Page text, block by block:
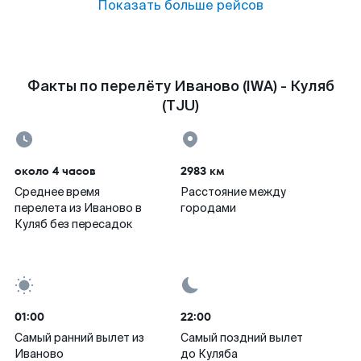
Показать больше рейсов
Факты по перелёту Иваново (IWA) - Куляб
(TJU)
около 4 часов
Среднее время
перелета из Иваново в
Куляб без пересадок
2983 км
Расстояние между
городами
01:00
Самый ранний вылет из
Иваново
22:00
Самый поздний вылет
до Куляба